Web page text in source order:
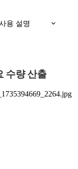
용 설명
수량 산출